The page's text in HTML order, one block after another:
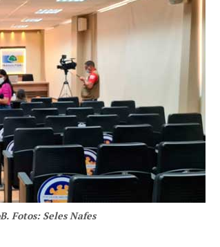
Fotos: Seles Nafes